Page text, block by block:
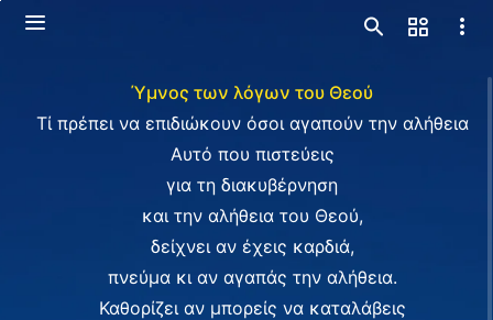
Ύμνος των λόγων του Θεού
Τί πρέπει να επιδιώκουν όσοι αγαπούν την αλήθεια
Αυτό που πιστεύεις
για τη διακυβέρνηση
και την αλήθεια του Θεού,
δείχνει αν έχεις καρδιά,
πνεύμα κι αν αγαπάς την αλήθεια.
Καθορίζει αν μπορείς να καταλάβεις